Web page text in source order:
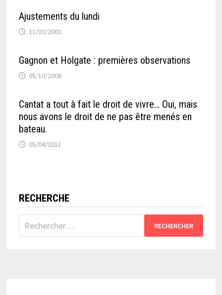
Ajustements du lundi
11/03/2002
Gagnon et Holgate : premières observations
05/10/2006
Cantat a tout à fait le droit de vivre… Oui, mais
nous avons le droit de ne pas être menés en
bateau.
05/04/2011
RECHERCHE
Rechercher :